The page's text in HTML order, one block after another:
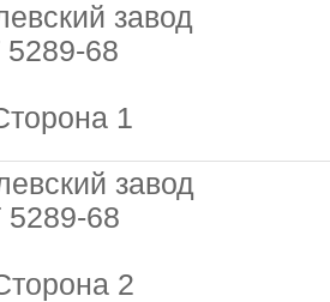
завод
68
1
завод
68
2